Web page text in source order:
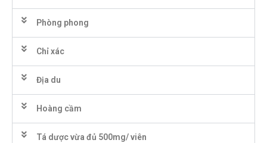
Phòng phong
Chỉ xác
Địa du
Hoàng cầm
Tá dược vừa đủ 500mg/ viên